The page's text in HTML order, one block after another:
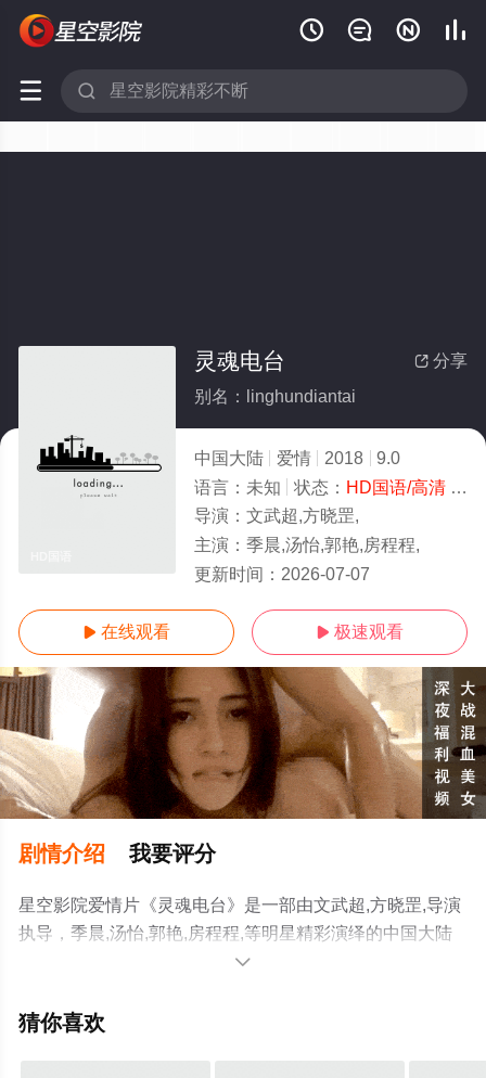
   
 
 分享
灵魂电台
别名：linghundiantai
中国大陆 爱情 2018
9.0
语言： 未知 状态： HD国语/高清- 免费观看
导演： 文武超,方晓罡,
主演： 季晨,汤怡,郭艳,房程程,
更新时间： 2026-07-07
 在线观看  极速观看
剧情介绍 我要评分
星空影院爱情片《灵魂电台》是一部由文武超,方晓罡,导演
执导，季晨,汤怡,郭艳,房程程,等明星精彩演绎的中国大陆
电影，手机免费观看高清无删减完整版电影大全就上星空
等平台了解。

猜你喜欢